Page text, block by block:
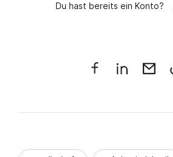
Du hast bereits ein Konto?